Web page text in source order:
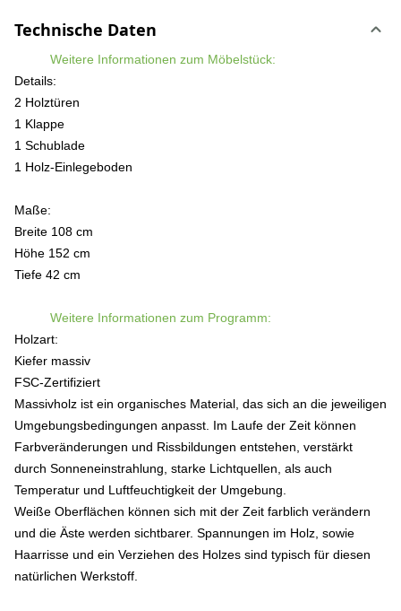
Technische Daten
Weitere Informationen zum Möbelstück:
Details:
2 Holztüren
1 Klappe
1 Schublade
1 Holz-Einlegeboden
Maße:
Breite 108 cm
Höhe 152 cm
Tiefe 42 cm
Weitere Informationen zum Programm:
Holzart:
Kiefer massiv
FSC-Zertifiziert
Massivholz ist ein organisches Material, das sich an die jeweiligen
Umgebungsbedingungen anpasst. Im Laufe der Zeit können
Farbveränderungen und Rissbildungen entstehen, verstärkt
durch Sonneneinstrahlung, starke Lichtquellen, als auch
Temperatur und Luftfeuchtigkeit der Umgebung.
Weiße Oberflächen können sich mit der Zeit farblich verändern
und die Äste werden sichtbarer. Spannungen im Holz, sowie
Haarrisse und ein Verziehen des Holzes sind typisch für diesen
natürlichen Werkstoff.